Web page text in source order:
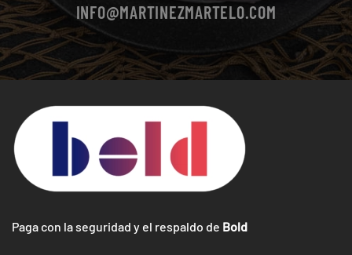
INFO@MARTINEZMARTELO.COM
Paga con la seguridad y el respaldo de Bold